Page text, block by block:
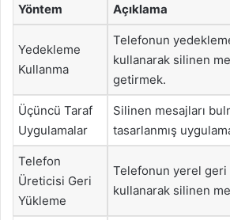
Yöntem Açıklama
Yedekleme
Kullanma
Telefonun
kullanarak silinen
getirmek.
Üçüncü Taraf
Uygulamalar
Silinen mesajları
tasarlanmış
Telefon
Üreticisi Geri
Yükleme
Telefonun yerel
kullanarak silinen